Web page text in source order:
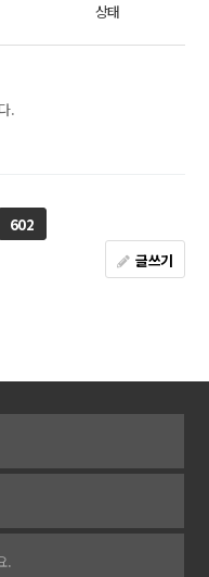
상태
.
602
글쓰기